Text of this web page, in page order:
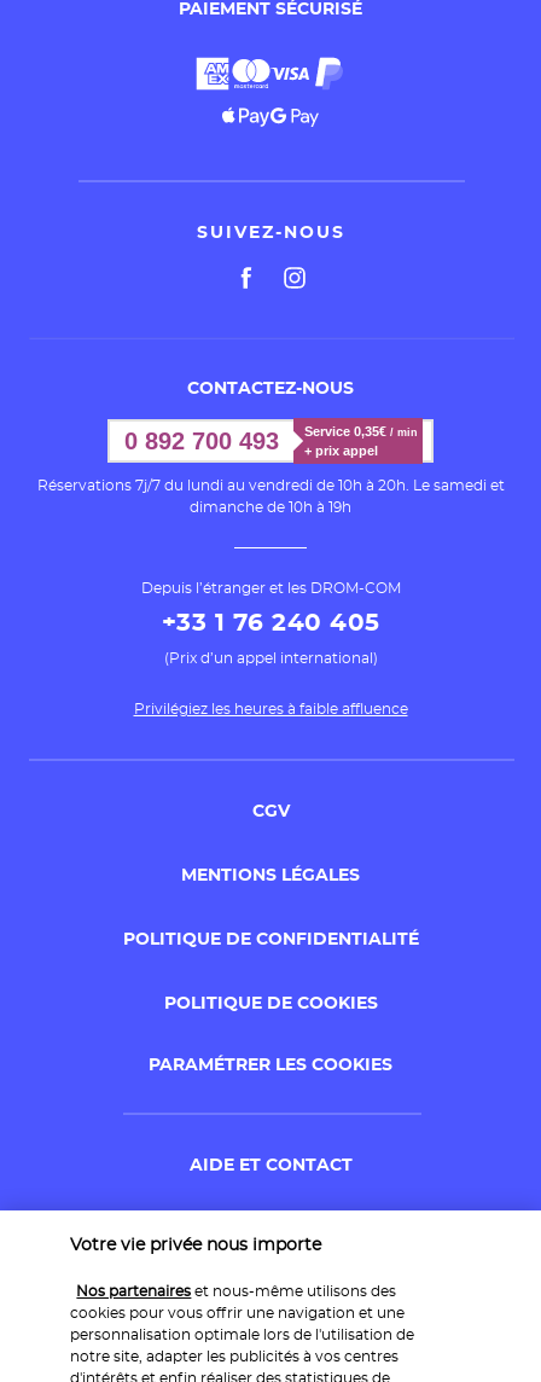
PAIEMENT SÉCURISÉ
SUIVEZ-NOUS
CONTACTEZ-NOUS
0 892 700 493 Service 0,35€ / min
+ prix appel
Réservations 7j/7 du lundi au vendredi de 10h à 20h. Le samedi et
dimanche de 10h à 19h
Depuis l’étranger et les DROM-COM
+33 1 76 240 405
(Prix d’un appel international)
Privilégiez les heures à faible affluence
CGV
MENTIONS LÉGALES
POLITIQUE DE CONFIDENTIALITÉ
POLITIQUE DE COOKIES
PARAMÉTRER LES COOKIES
AIDE ET CONTACT
GARANTIE DU MEILLEUR PRIX
Votre vie privée nous importe
Nos partenaires et nous-même utilisons des
cookies pour vous offrir une navigation et une
personnalisation optimale lors de l'utilisation de
notre site, adapter les publicités à vos centres
d'intérêts et enfin réaliser des statistiques de